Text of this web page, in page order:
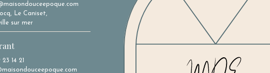
Le Caniset,
sur mer
23 14 21